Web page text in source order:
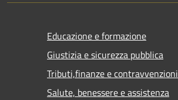
Educazione e formazione
Giustizia e sicurezza pubblica
Tributi,finanze e contravvenzioni
Salute, benessere e assistenza